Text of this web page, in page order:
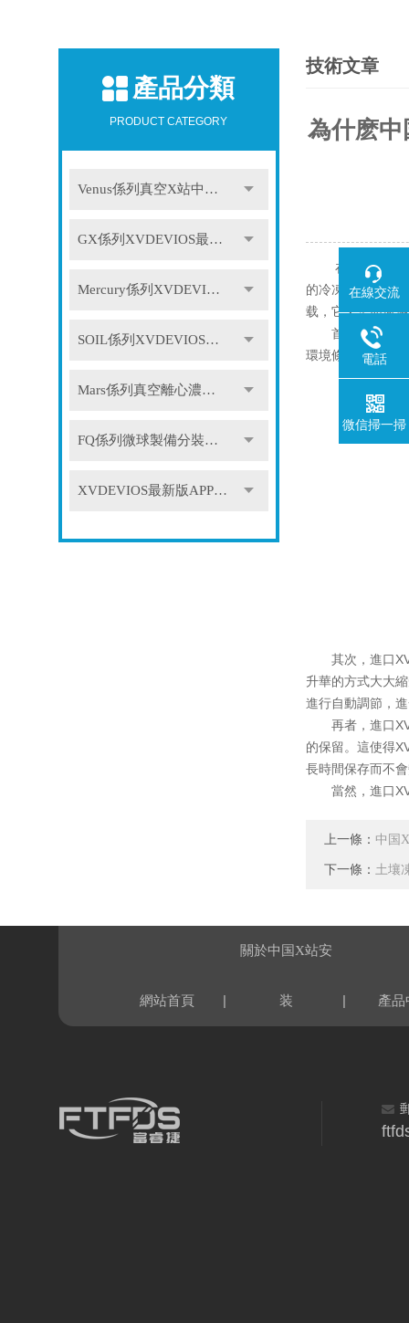
產品分類
PRODUCT CATEGORY
Venus係列真空X站中文免费版
GX係列XVDEVIOS最新版APP下载
Mercury係列XVDEVIOS最新版APP下载
SOIL係列XVDEVIOS最新版APP下载
Mars係列真空離心濃縮儀
FQ係列微球製備分裝係統
XVDEVIOS最新版APP下载配件
技術文章
為什麽
在當今的科技時
的冷凍技術，將
载，它又是如何
首先，進口
環境條件下穩定
其次，進口
升華的方式大大
進行自動調節，
再者，進口
的保留。這使得
長時間保存而不
當然，進口
上一條： 中国
下一條： 土壤
網站首頁 |
關於中国X站安
装 | 產品
在線交流
電話
微信掃一掃